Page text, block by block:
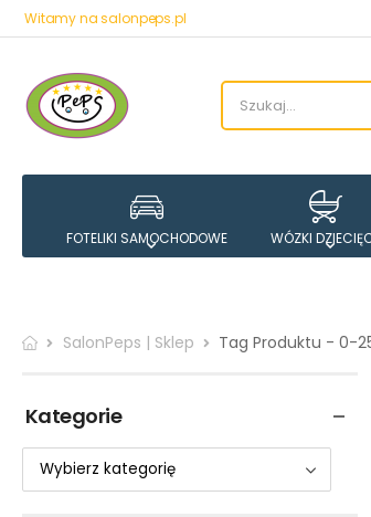
Witamy na salonpeps.pl
FOTELIKI SAMOCHODOWE WÓZKI
SalonPeps | Sklep Tag Produktu - 0-
Kategorie